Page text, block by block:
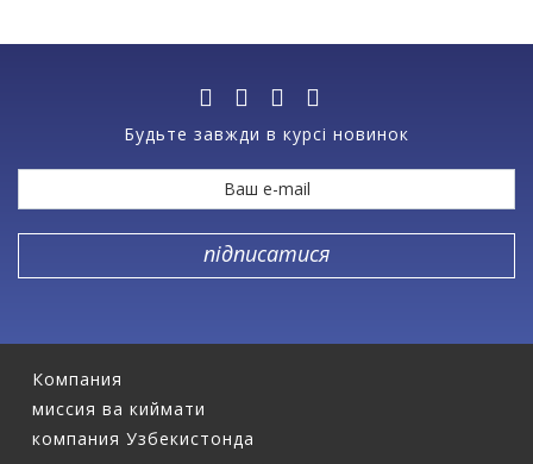
Будьте завжди в курсі новинок
Компания
миссия ва киймати
компания Узбекистонда